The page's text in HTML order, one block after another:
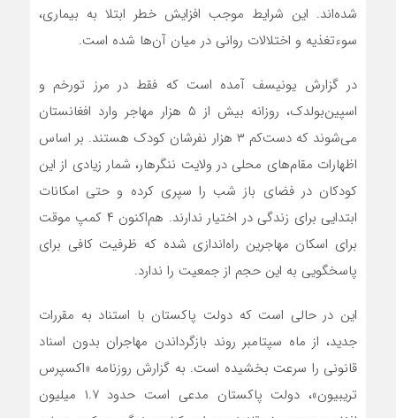
شده‌اند. این شرایط موجب افزایش خطر ابتلا به بیماری،
سوءتغذیه و اختلالات روانی در میان آن‌ها شده است.
در گزارش یونیسف آمده است که فقط در مرز تورخم و
اسپین‌بولدک، روزانه بیش از ۵ هزار مهاجر وارد افغانستان
می‌شوند که دست‌کم ۳ هزار نفرشان کودک هستند. بر اساس
اظهارات مقام‌های محلی در ولایت ننگرهار، شمار زیادی از این
کودکان در فضای باز شب را سپری کرده و حتی امکانات
ابتدایی برای زندگی در اختیار ندارند. هم‌اکنون ۴ کمپ موقت
برای اسکان مهاجرین راه‌اندازی شده که ظرفیت کافی برای
پاسخگویی به این حجم از جمعیت را ندارد.
این در حالی است که دولت پاکستان با استناد به مقررات
جدید، از ماه سپتامبر روند بازگرداندن مهاجران بدون اسناد
قانونی را سرعت بخشیده است. به گزارش روزنامه «اکسپرس
تریبیون»، دولت پاکستان مدعی است حدود ۱.۷ میلیون